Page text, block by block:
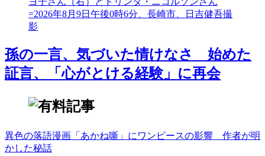
孫の一言、気づいた情けなさ 始めた
証言、「心がとける経験」に再会
異色の落語漫画「あかね噺」にワンピースの影響 作者が明
かした秘話